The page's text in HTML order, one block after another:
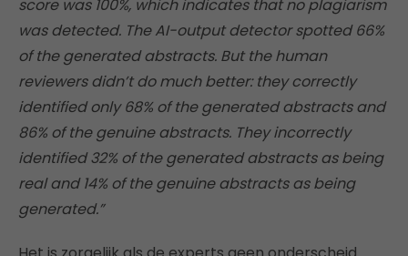
score was 100%, which indicates that no plagiarism
was detected. The AI-output detector spotted 66%
of the generated abstracts. But the human
reviewers didn’t do much better: they correctly
identified only 68% of the generated abstracts and
86% of the genuine abstracts. They incorrectly
identified 32% of the generated abstracts as being
real and 14% of the genuine abstracts as being
generated.”